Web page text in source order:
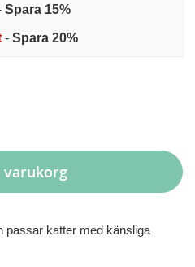
Spara 15%
- Spara 20%
varukorg
passar katter med känsliga